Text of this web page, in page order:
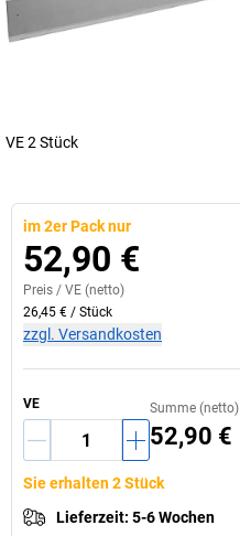
VE 2 Stück
im 2er Pack nur
52,90 €
Preis / VE (netto)
26,45 € / Stück
zzgl. Versandkosten
VE Summe (netto)
52,90 €
Sie erhalten 2 Stück
Lieferzeit: 5-6 Wochen